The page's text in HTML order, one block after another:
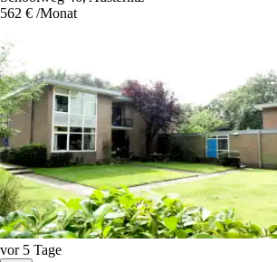
562 € /Monat
vor 5 Tage